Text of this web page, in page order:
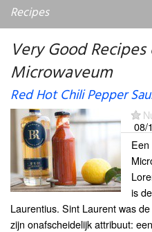
Recipes
Very Good
Microwaveum
Red Hot Chili Pepper
08/
Een
is
Laurentius. Sint Laurent was
zijn onafscheidelijk attribuut: